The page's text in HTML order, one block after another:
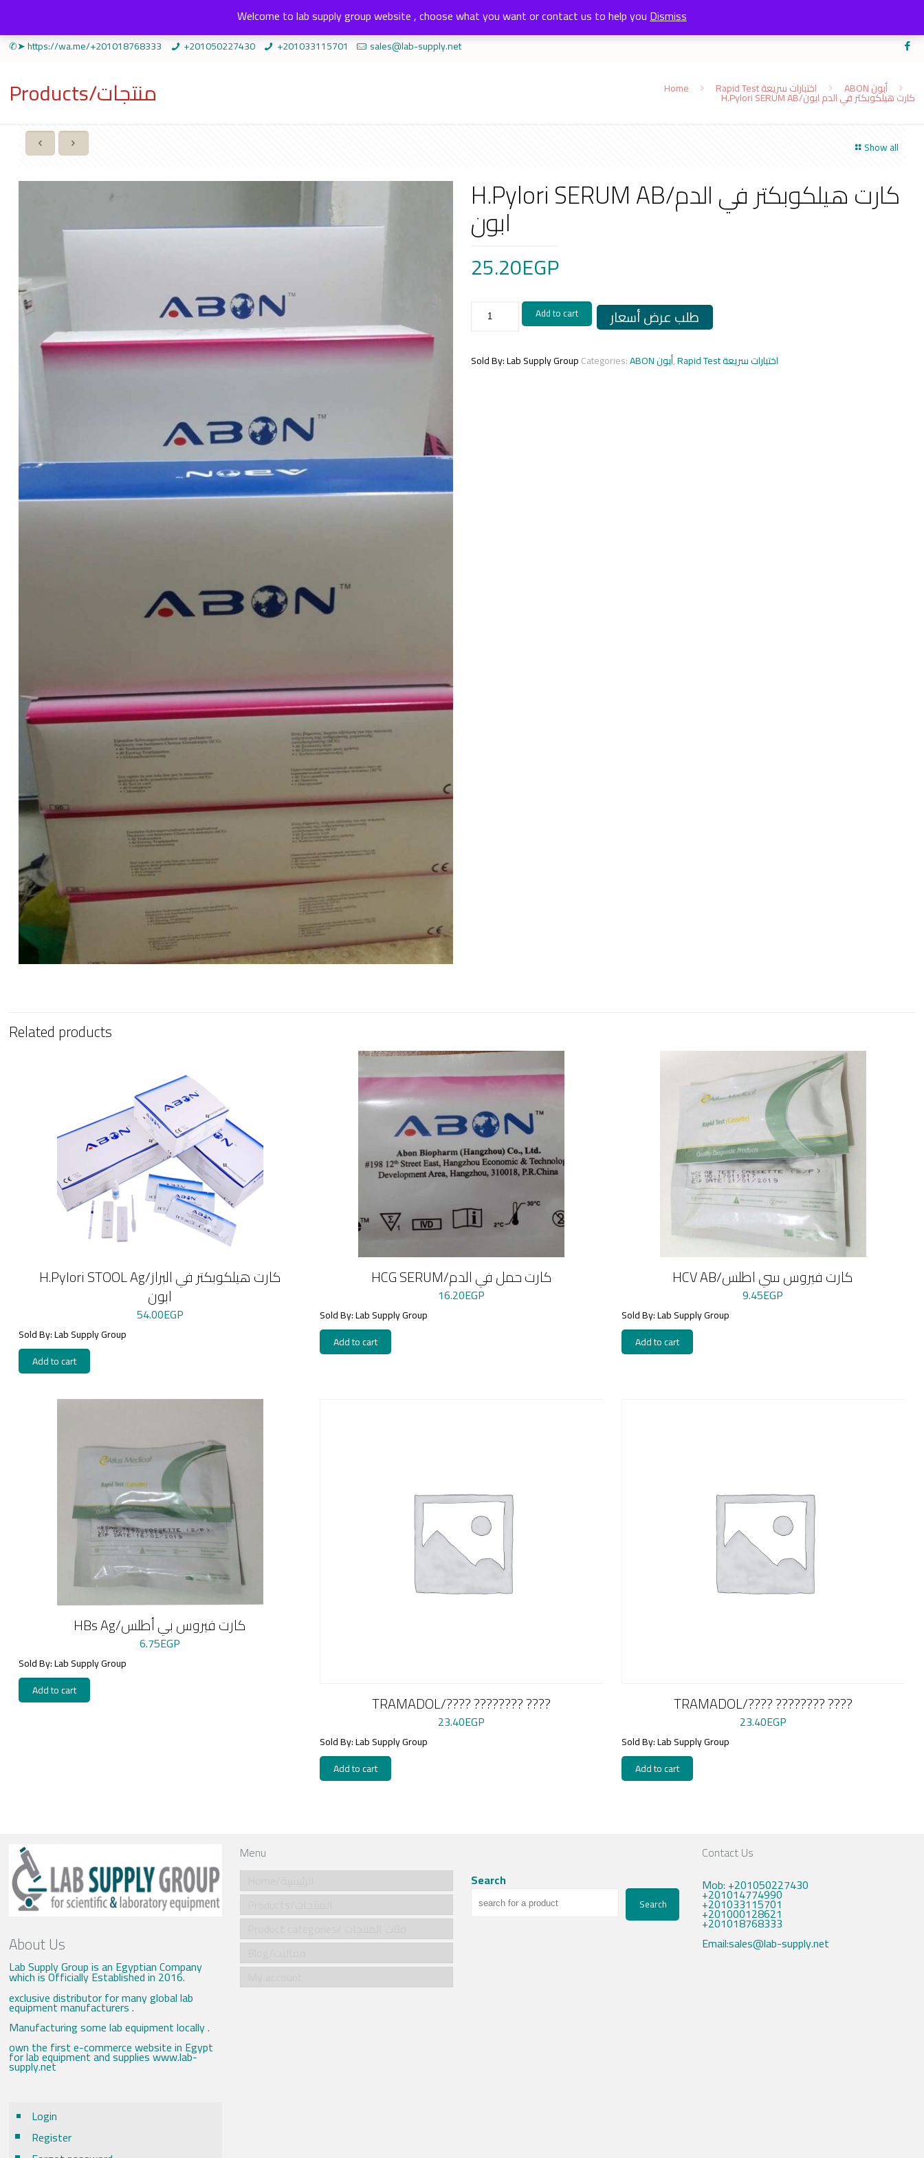
✆➤ https://wa.me/+201018768333 +201050227430 +201033115701 sales@lab-supply.net
Products/منتجات Home Rapid Test اختبارات سريعة ABON أبون
H.Pylori SERUM AB/كارت هيلكوبكتر في الدم ابون
Show all
H.Pylori SERUM AB/كارت هيلكوبكتر في الدم
ابون
25.20EGP
SERUM
في
الدم
Add to cart طلب عرض أسعار
Sold By: Lab Supply GroupCategories: ABON أبون, Rapid Test اختبارات سريعة
Related products
H.Pylori STOOL Ag/كارت هيلكوبكتر في البراز
ابون
54.00EGP
Sold By: Lab Supply Group
Add to cart
HCG SERUM/كارت حمل في الدم
16.20EGP
Sold By: Lab Supply Group
Add to cart
HCV AB/كارت فيروس سي اطلس
9.45EGP
Sold By: Lab Supply Group
Add to cart
HBs Ag/كارت فيروس بي أطلس
6.75EGP
Sold By: Lab Supply Group
Add to cart
TRAMADOL/???? ???????? ????
23.40EGP
Sold By: Lab Supply Group
Add to cart
TRAMADOL/???? ???????? ????
23.40EGP
Sold By: Lab Supply Group
Add to cart
About Us
Lab Supply Group is an Egyptian Company
which is Officially Established in 2016.
exclusive distributor for many global lab
equipment manufacturers .
Manufacturing some lab equipment locally .
own the first e-commerce website in Egypt
for lab equipment and supplies www.lab-
supply.net
Login
Register
Menu
Search
Search
Contact Us
Mob: +201050227430
+201014774990
+201033115701
+201000128621
+201018768333
Email:sales@lab-supply.net
Welcome to lab supply group website , choose what you want or contact us to help youDismiss